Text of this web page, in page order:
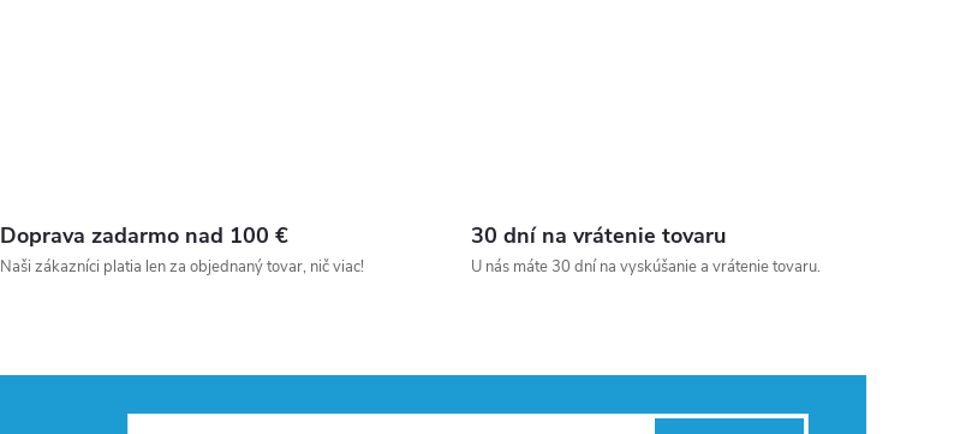
Doprava zadarmo nad 100 €
Naši zákazníci platia len za objednaný tovar, nič viac!
30 dní na vrátenie tovaru
U nás máte 30 dní na vyskúšanie a vrátenie tovaru.